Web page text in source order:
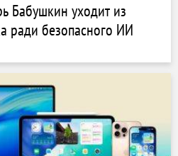
Бабушкин уходит из
ради безопасного ИИ